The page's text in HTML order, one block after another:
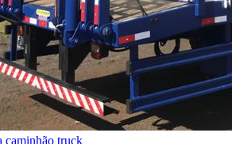
caminhão truck